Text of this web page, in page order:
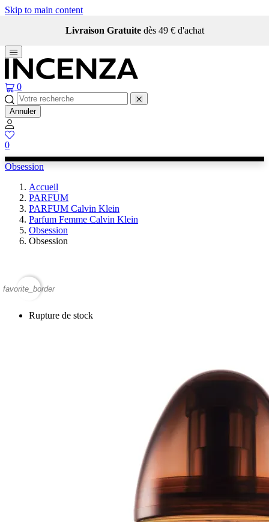
Skip to main content
Livraison Gratuite dès 49 € d'achat
0
Annuler
0
Obsession
Accueil
PARFUM
PARFUM Calvin Klein
Parfum Femme Calvin Klein
Obsession
Obsession
favorite_border
Rupture de stock